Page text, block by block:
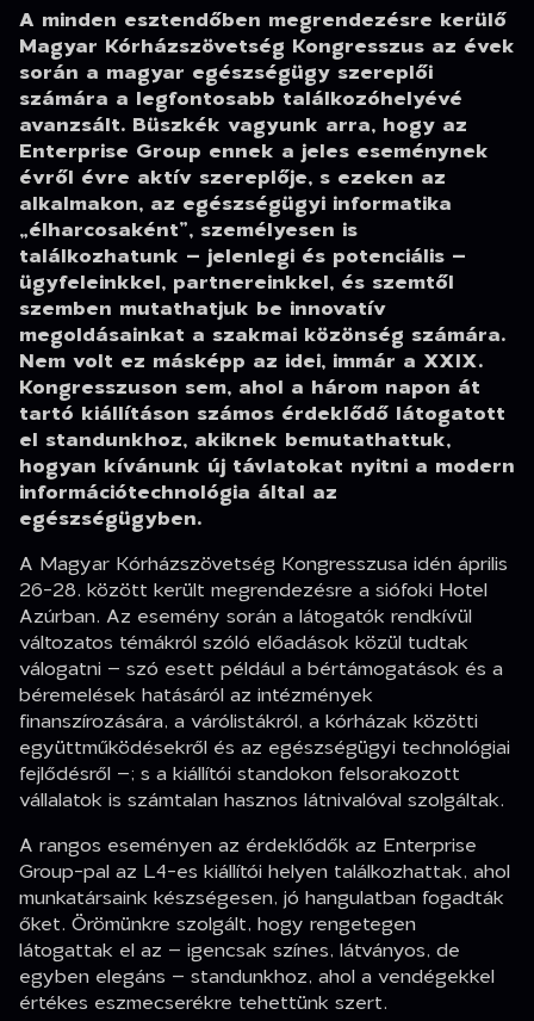
A minden esztendőben megrendezésre kerülő
Magyar Kórházszövetség Kongresszus az évek
során a magyar egészségügy szereplői
számára a legfontosabb találkozóhelyévé
avanzsált. Büszkék vagyunk arra, hogy az
Enterprise Group ennek a jeles eseménynek
évről évre aktív szereplője, s ezeken az
alkalmakon, az egészségügyi informatika
„élharcosaként”, személyesen is
találkozhatunk – jelenlegi és potenciális –
ügyfeleinkkel, partnereinkkel, és szemtől
szemben mutathatjuk be innovatív
megoldásainkat a szakmai közönség számára.
Nem volt ez másképp az idei, immár a XXIX.
Kongresszuson sem, ahol a három napon át
tartó kiállításon számos érdeklődő látogatott
el standunkhoz, akiknek bemutathattuk,
hogyan kívánunk új távlatokat nyitni a modern
információtechnológia által az
egészségügyben.
A Magyar Kórházszövetség Kongresszusa idén április
26-28. között került megrendezésre a siófoki Hotel
Azúrban. Az esemény során a látogatók rendkívül
változatos témákról szóló előadások közül tudtak
válogatni – szó esett például a bértámogatások és a
béremelések hatásáról az intézmények
finanszírozására, a várólistákról, a kórházak közötti
együttműködésekről és az egészségügyi technológiai
fejlődésről –; s a kiállítói standokon felsorakozott
vállalatok is számtalan hasznos látnivalóval szolgáltak.
A rangos eseményen az érdeklődők az Enterprise
Group-pal az L4-es kiállítói helyen találkozhattak, ahol
munkatársaink készségesen, jó hangulatban fogadták
őket. Örömünkre szolgált, hogy rengetegen
látogattak el az – igencsak színes, látványos, de
egyben elegáns – standunkhoz, ahol a vendégekkel
értékes eszmecserékre tehettünk szert.